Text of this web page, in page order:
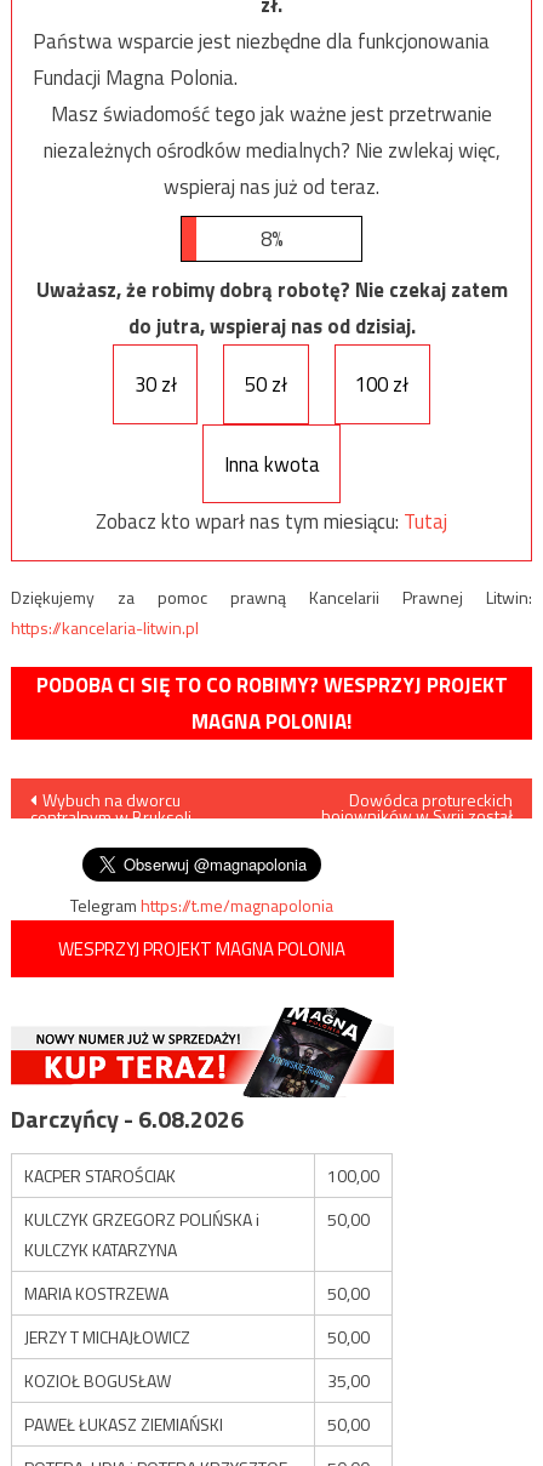
Państwa wsparcie jest niezbędne dla funkcjonowania
Fundacji Magna Polonia.
Masz świadomość tego jak ważne jest przetrwanie
niezależnych ośrodków medialnych? Nie zwlekaj więc,
wspieraj nas już od teraz.
8%
Uważasz, że robimy dobrą robotę? Nie czekaj zatem
do jutra, wspieraj nas od dzisiaj.
30 zł
50 zł 100 zł
Inna kwota
Zobacz kto wparł nas tym miesiącu: Tutaj
Dziękujemy za pomoc prawną Kancelarii Prawnej Litwin:
https://kancelaria-litwin.pl
PODOBA CI SIĘ TO CO ROBIMY? WESPRZYJ PROJEKT
MAGNA POLONIA!
Nawigacja
wpisu
Wybuch na dworcu
centralnym w Brukseli,
Dowódca protureckich
bojowników w Syrii został
Telegramhttps://t.me/magnapolonia
WESPRZYJ PROJEKT MAGNA POLONIA
Darczyńcy - 6.08.2026
KACPER STAROŚCIAK
100,00
KULCZYK GRZEGORZ POLIŃSKA i
KULCZYK KATARZYNA
50,00
MARIA KOSTRZEWA
50,00
JERZY T MICHAJŁOWICZ
50,00
KOZIOŁ BOGUSŁAW
35,00
PAWEŁ ŁUKASZ ZIEMIAŃSKI
50,00